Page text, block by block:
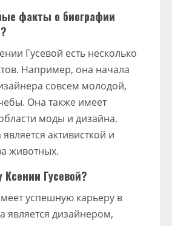
факты о биографии
Гусевой есть несколько
Например, она начала
совсем молодой,
Она также имеет
моды и дизайна.
активисткой и
животных.
Ксении Гусевой?
успешную карьеру в
является дизайнером,